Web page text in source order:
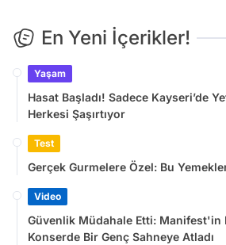
En Yeni İçerikler!
Yaşam
Hasat Başladı! Sadece Kayseri’de
Herkesi Şaşırtıyor
Test
Gerçek Gurmelere Özel: Bu
Video
Güvenlik Müdahale Etti: Manifest'in
Konserde Bir Genç Sahneye Atladı